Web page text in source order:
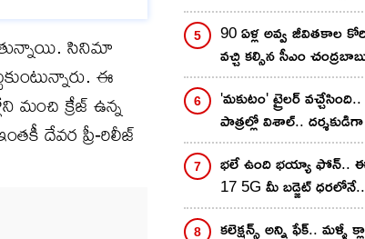
సినిమా
ఈ
మంచి క్రేజ్‌ ఉన్న
దేవర ప్రీ-రిలీజ్‌
డీటెయిల్స్ ఇవే
90 ఏళ్ల అవ్వ జీవితకాల
వచ్చి కల్సిన సీఎం
'మకుటం' ట్రైలర్
పాత్రల్లో విశాల్..
భలే ఉంది భయ్యా ఫోన్..
17 5G మీ బడ్జెట్
ఇంకా తక్కువకే..!
కలెక్షన్స్ అన్ని ఫేక్.. మళ్ళీ